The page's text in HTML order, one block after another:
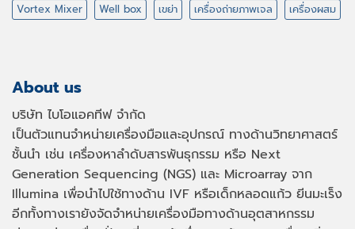
Vortex Mixer
Well box เขย่า เครื่องถ่ายภาพเจล เครื่องผสม
About us
บริษัท ไบโอแอคทีฟ จำกัด
เป็นตัวแทนจำหน่ายเครื่องมือและอุปกรณ์ ทางด้านวิทยาศาสตร์
ชั้นนำ เช่น เครื่องหาลำดับสารพันธุกรรม หรือ Next
Generation Sequencing (NGS) และ Microarray จาก
Illumina เพื่อนำไปใช้ทางด้าน IVF หรือเด็กหลอดแก้ว ยีนมะเร็ง
อีกทั้งทางเรายังจัดจำหน่ายเครื่องมือทางด้านอุตสาหกรรม